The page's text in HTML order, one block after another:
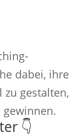
dabei, ihre
gestalten,
👇